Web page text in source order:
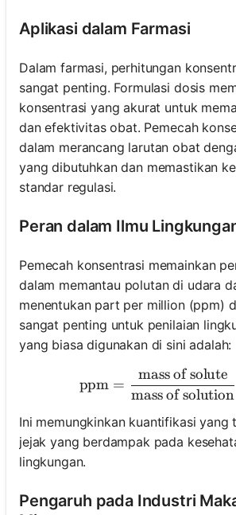
Aplikasi dalam Farmasi
Dalam farmasi, perhitungan
sangat penting. Formulasi dosis
konsentrasi yang akurat untuk
dan efektivitas obat. Pemecah
dalam merancang larutan obat
yang dibutuhkan dan memastikan
standar regulasi.
Peran dalam Ilmu
Pemecah konsentrasi memainkan
dalam memantau polutan di udara
menentukan part per million (ppm)
sangat penting untuk penilaian
yang biasa digunakan di sini adalah:
ppm =
mass of solution
mass of solute
Ini memungkinkan kuantifikasi yang
jejak yang berdampak pada
lingkungan.
Pengaruh pada Industri